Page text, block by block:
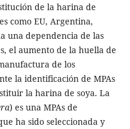
de la harina de
como EU, Argentina,
una dependencia de las
el aumento de la huella de
de los
la identificación de MPAs
la harina de soya. La
) es una MPAs de
ha sido seleccionada y